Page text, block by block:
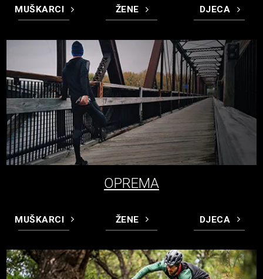
MUŠKARCI ŽENE DJECA
OPREMA
MUŠKARCI ŽENE DJECA